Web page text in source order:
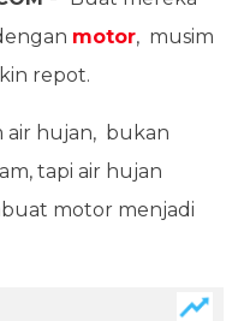
motor, musim
repot.
air hujan, bukan
tapi air hujan
motor menjadi